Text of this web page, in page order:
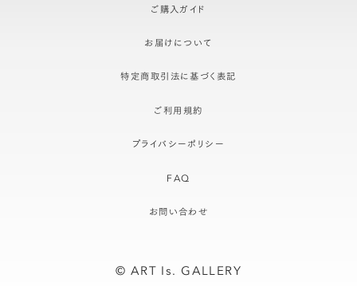
ご購入ガイド
お届けについて
特定商取引法に基づく表記
ご利用規約
プライバシーポリシー
FAQ
お問い合わせ
© ART Is. GALLERY